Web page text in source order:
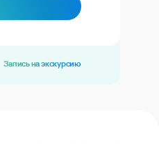
Запись на экскурсию